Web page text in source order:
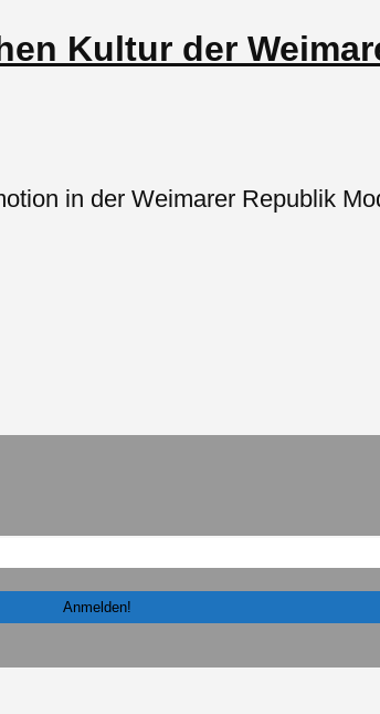
Kultur der
in der Weimarer Republik